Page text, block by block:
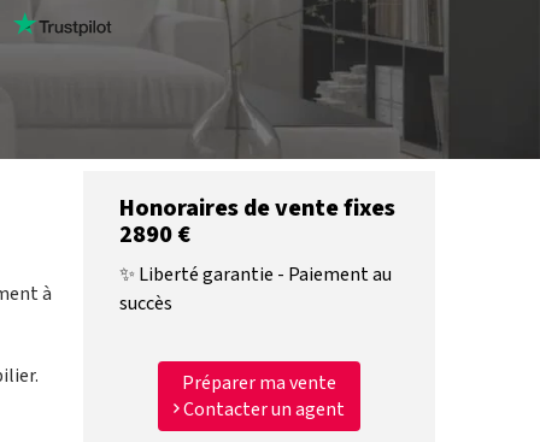
à
Honoraires de vente fixes
2890 €
✨ Liberté garantie - Paiement au
succès
Préparer ma vente
Contacter un agent